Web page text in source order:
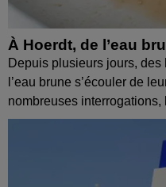
À Hoerdt, de l’eau
Depuis plusieurs jours,
l’eau brune s’écouler de
nombreuses